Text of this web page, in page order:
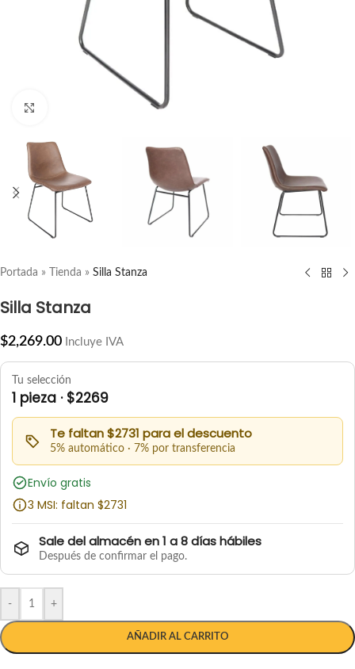
Portada » Tienda » Silla Stanza
Silla Stanza
$2,269.00 Incluye IVA
Tu selección
1 pieza · $2269
Te faltan $2731 para el descuento
5% automático · 7% por transferencia
Envío gratis
3 MSI: faltan $2731
Sale del almacén en 1 a 8 días hábiles
Después de confirmar el pago.
- +
AÑADIR AL CARRITO